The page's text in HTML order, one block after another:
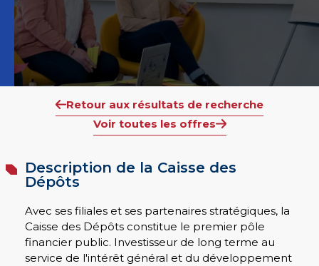
Retour aux résultats de recherche
Voir toutes les offres
Description de la Caisse des
Dépôts
Avec ses filiales et ses partenaires stratégiques, la
Caisse des Dépôts constitue le premier pôle
financier public. Investisseur de long terme au
service de l'intérêt général et du développement